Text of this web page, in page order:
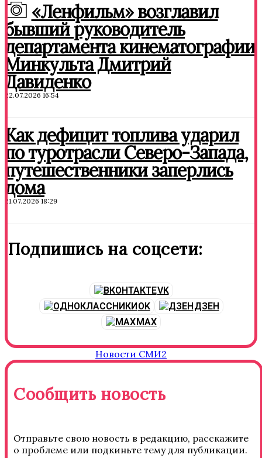
«Ленфильм» возглавил
бывший руководитель
департамента кинематографии
Минкульта Дмитрий
Давиденко
22.07.2026 16:54
Как дефицит топлива ударил
по туротрасли Северо-Запада,
путешественники заперлись
дома
21.07.2026 18:29
Подпишись на соцсети:
VK
OK
ДЗЕН
MAX
Новости СМИ2
Сообщить новость
Отправьте свою новость в редакцию, расскажите
о проблеме или подкиньте тему для публикации.